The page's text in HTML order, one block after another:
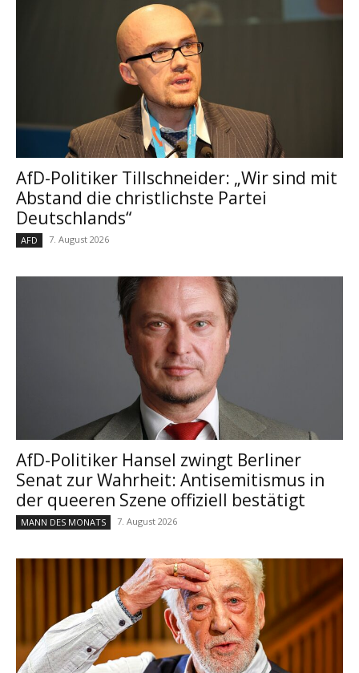
AfD-Politiker Tillschneider: „Wir sind mit
Abstand die christlichste Partei
Deutschlands“
AFD 7. August 2026
AfD-Politiker Hansel zwingt Berliner
Senat zur Wahrheit: Antisemitismus in
der queeren Szene offiziell bestätigt
MANN DES MONATS 7. August 2026